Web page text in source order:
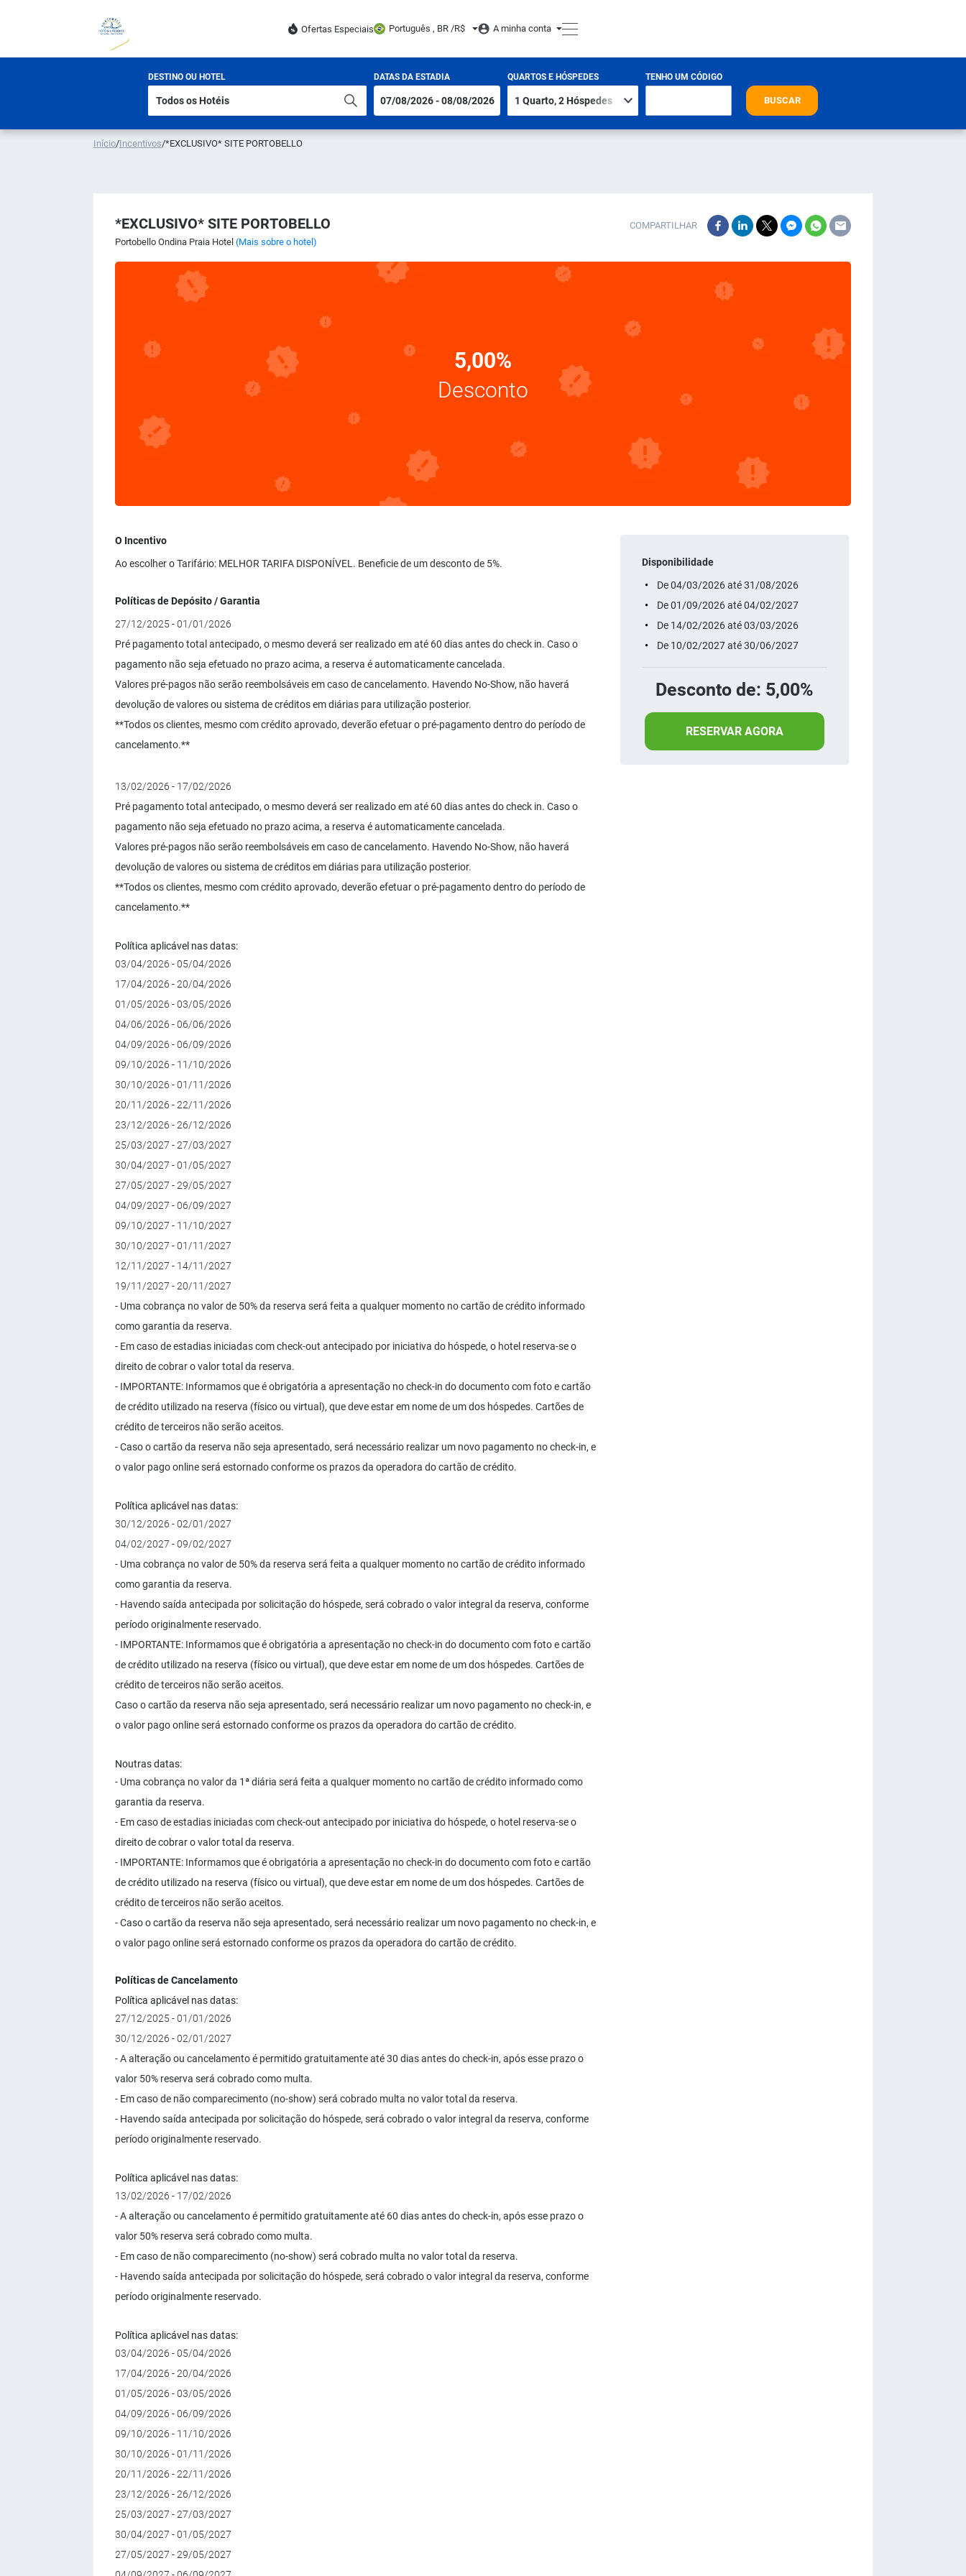
Ofertas Especiais Português , BR /R$ A minha conta
DESTINO OU HOTEL DATAS DA ESTADIA QUARTOS E HÓSPEDES TENHO UM CÓDIGO
BUSCAR
Início/Incentivos/*EXCLUSIVO* SITE PORTOBELLO
*EXCLUSIVO* SITE PORTOBELLO
Portobello Ondina Praia Hotel (Mais sobre o hotel)
COMPARTILHAR
5,00%
Desconto
O Incentivo
Ao escolher o Tarifário: MELHOR TARIFA DISPONÍVEL. Beneficie de um desconto de 5%.
Políticas de Depósito / Garantia
27/12/2025 - 01/01/2026
Pré pagamento total antecipado, o mesmo deverá ser realizado em até 60 dias antes do check in. Caso o
pagamento não seja efetuado no prazo acima, a reserva é automaticamente cancelada.
Valores pré-pagos não serão reembolsáveis em caso de cancelamento. Havendo No-Show, não haverá
devolução de valores ou sistema de créditos em diárias para utilização posterior.
**Todos os clientes, mesmo com crédito aprovado, deverão efetuar o pré-pagamento dentro do período de
cancelamento.**
13/02/2026 - 17/02/2026
Pré pagamento total antecipado, o mesmo deverá ser realizado em até 60 dias antes do check in. Caso o
pagamento não seja efetuado no prazo acima, a reserva é automaticamente cancelada.
Valores pré-pagos não serão reembolsáveis em caso de cancelamento. Havendo No-Show, não haverá
devolução de valores ou sistema de créditos em diárias para utilização posterior.
**Todos os clientes, mesmo com crédito aprovado, deverão efetuar o pré-pagamento dentro do período de
cancelamento.**
Política aplicável nas datas:
03/04/2026 - 05/04/2026
17/04/2026 - 20/04/2026
01/05/2026 - 03/05/2026
04/06/2026 - 06/06/2026
04/09/2026 - 06/09/2026
09/10/2026 - 11/10/2026
30/10/2026 - 01/11/2026
20/11/2026 - 22/11/2026
23/12/2026 - 26/12/2026
25/03/2027 - 27/03/2027
30/04/2027 - 01/05/2027
27/05/2027 - 29/05/2027
04/09/2027 - 06/09/2027
09/10/2027 - 11/10/2027
30/10/2027 - 01/11/2027
12/11/2027 - 14/11/2027
19/11/2027 - 20/11/2027
- Uma cobrança no valor de 50% da reserva será feita a qualquer momento no cartão de crédito informado
como garantia da reserva.
- Em caso de estadias iniciadas com check-out antecipado por iniciativa do hóspede, o hotel reserva-se o
direito de cobrar o valor total da reserva.
- IMPORTANTE: Informamos que é obrigatória a apresentação no check-in do documento com foto e cartão
de crédito utilizado na reserva (físico ou virtual), que deve estar em nome de um dos hóspedes. Cartões de
crédito de terceiros não serão aceitos.
- Caso o cartão da reserva não seja apresentado, será necessário realizar um novo pagamento no check-in, e
o valor pago online será estornado conforme os prazos da operadora do cartão de crédito.
Política aplicável nas datas:
30/12/2026 - 02/01/2027
04/02/2027 - 09/02/2027
- Uma cobrança no valor de 50% da reserva será feita a qualquer momento no cartão de crédito informado
como garantia da reserva.
- Havendo saída antecipada por solicitação do hóspede, será cobrado o valor integral da reserva, conforme
período originalmente reservado.
- IMPORTANTE: Informamos que é obrigatória a apresentação no check-in do documento com foto e cartão
de crédito utilizado na reserva (físico ou virtual), que deve estar em nome de um dos hóspedes. Cartões de
crédito de terceiros não serão aceitos.
Caso o cartão da reserva não seja apresentado, será necessário realizar um novo pagamento no check-in, e
o valor pago online será estornado conforme os prazos da operadora do cartão de crédito.
Noutras datas:
- Uma cobrança no valor da 1ª diária será feita a qualquer momento no cartão de crédito informado como
garantia da reserva.
- Em caso de estadias iniciadas com check-out antecipado por iniciativa do hóspede, o hotel reserva-se o
direito de cobrar o valor total da reserva.
- IMPORTANTE: Informamos que é obrigatória a apresentação no check-in do documento com foto e cartão
de crédito utilizado na reserva (físico ou virtual), que deve estar em nome de um dos hóspedes. Cartões de
crédito de terceiros não serão aceitos.
- Caso o cartão da reserva não seja apresentado, será necessário realizar um novo pagamento no check-in, e
o valor pago online será estornado conforme os prazos da operadora do cartão de crédito.
Políticas de Cancelamento
Política aplicável nas datas:
27/12/2025 - 01/01/2026
30/12/2026 - 02/01/2027
- A alteração ou cancelamento é permitido gratuitamente até 30 dias antes do check-in, após esse prazo o
valor 50% reserva será cobrado como multa.
- Em caso de não comparecimento (no-show) será cobrado multa no valor total da reserva.
- Havendo saída antecipada por solicitação do hóspede, será cobrado o valor integral da reserva, conforme
período originalmente reservado.
Política aplicável nas datas:
13/02/2026 - 17/02/2026
- A alteração ou cancelamento é permitido gratuitamente até 60 dias antes do check-in, após esse prazo o
valor 50% reserva será cobrado como multa.
- Em caso de não comparecimento (no-show) será cobrado multa no valor total da reserva.
- Havendo saída antecipada por solicitação do hóspede, será cobrado o valor integral da reserva, conforme
período originalmente reservado.
Política aplicável nas datas:
03/04/2026 - 05/04/2026
17/04/2026 - 20/04/2026
01/05/2026 - 03/05/2026
04/09/2026 - 06/09/2026
09/10/2026 - 11/10/2026
30/10/2026 - 01/11/2026
20/11/2026 - 22/11/2026
23/12/2026 - 26/12/2026
25/03/2027 - 27/03/2027
30/04/2027 - 01/05/2027
27/05/2027 - 29/05/2027
Disponibilidade
De 04/03/2026 até 31/08/2026
De 01/09/2026 até 04/02/2027
De 14/02/2026 até 03/03/2026
De 10/02/2027 até 30/06/2027
Desconto de: 5,00%
RESERVAR AGORA